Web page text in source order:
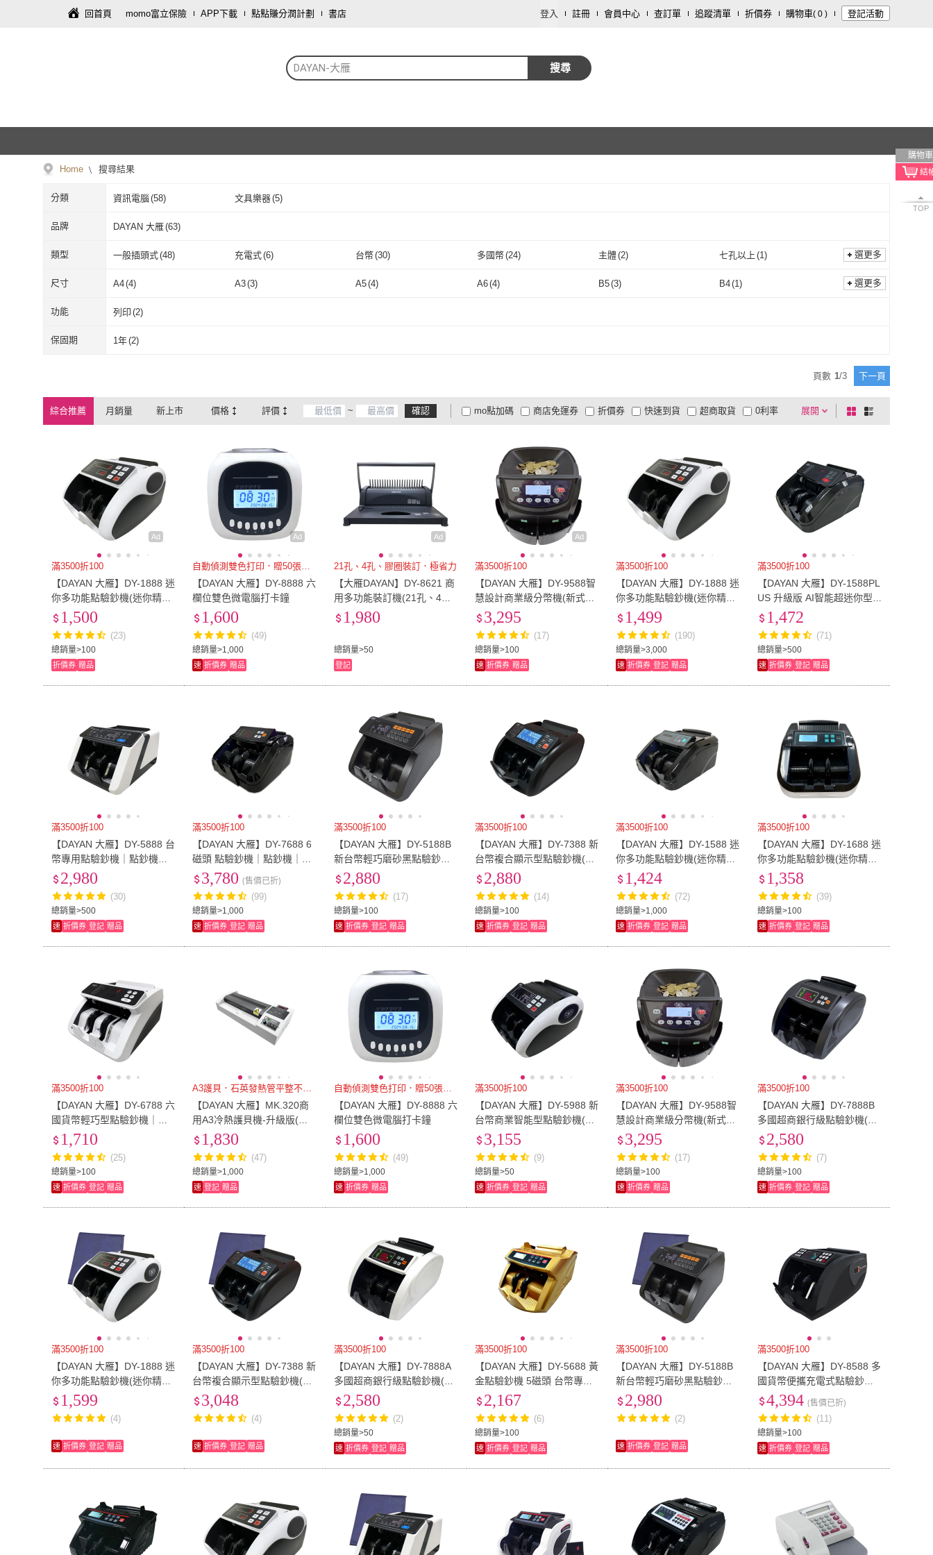
回首頁 momo富立保險 APP下載 點點賺分潤計劃 書店 登入 註冊 會員中心 查訂單 追蹤清單 折價券 購物車( 0 ) 登記活動
DAYAN-大雁 搜尋
購物車
TOP
Home 搜尋結果
分類 資訊電腦(58) 文具樂器(5)
品牌 DAYAN 大雁(63)
DAYAN 大雁
類型 一般插頭式(48) 充電式(6) 台幣(30) 多國幣(24) 主體(2) 七孔以上 (1)
感應式一般插頭式 充電式
感應式
取消 選更多
尺寸 A4(4) A3(3) A5(4) A6(4) B5(3) B4(1)
B7(3)
Legal(
A4(4
B7(
選更多
功能 列印 (2)
列印
保固期 1年(2)
頁數 1/3 下一頁
綜合推薦 月銷量 新上市 價格 評價 ~ 確認 展開
折價券
有影片
商品有量 電視購物
mo點加碼 快速到貨 超商取貨
大家電安心配
大家電快配
商店免運券 0利率
及以上 3 及以上
棋
盤
列
Ad
滿3500折100
【DAYAN 大雁】DY-1888 迷
你多功能點驗鈔機(迷你精巧
｜多國幣別｜插電款｜贈外
接式螢幕｜保固一年)
總銷量>100
1,500
(23)
折價券 贈品
Ad
自動偵測雙色打印．贈50張卡片
【DAYAN 大雁】DY-8888 六
欄位雙色微電腦打卡鐘
總銷量>1,000
1,600
(49)
速 折價券 贈品
Ad
21孔、4孔、膠圈裝訂．極省力
【大雁DAYAN】DY-8621 商
用多功能裝訂機(21孔、4孔
裝訂)
總銷量>50
1,980
登記
Ad
滿3500折100
【DAYAN 大雁】DY-9588智
慧設計商業級分幣機(新式把
手 台幣專用 點幣機 數幣機
分幣機 點鈔機 硬幣清分機)
總銷量>100
3,295
(17)
速 折價券 贈品
滿3500折100
【DAYAN 大雁】DY-1888 迷
你多功能點驗鈔機(迷你精巧
｜多國幣別｜插電款｜贈外
接式螢幕｜保固一年)
總銷量>3,000
1,499
(190)
速 折價券 登記 贈品
滿3500折100
【DAYAN 大雁】DY-1588PL
US 升級版 AI智能超迷你型
點驗鈔機(迷你精巧｜多國幣
別｜插電款｜保固一年)
總銷量>500
1,472
(71)
速 折價券 登記 贈品
滿3500折100
【DAYAN 大雁】DY-5888 台
幣專用點驗鈔機｜點鈔機｜
驗鈔機｜混鈔合計金額｜面
額分鈔(輕巧迷你款)
總銷量>500
2,980
(30)
速 折價券 登記 贈品
滿3500折100
【DAYAN 大雁】DY-7688 6
磁頭 點驗鈔機｜點鈔機｜驗
鈔機｜金額總計｜面額分鈔
(輕巧迷你款)
總銷量>1,000
3,780 (售價已折)
(99)
速 折價券 登記 贈品
滿3500折100
【DAYAN 大雁】DY-5188B
新台幣輕巧磨砂黑點驗鈔機
(消光質感款/混鈔合計/面額
顯示)
總銷量>100
2,880
(17)
速 折價券 登記 贈品
滿3500折100
【DAYAN 大雁】DY-7388 新
台幣複合顯示型點驗鈔機(消
光質感款/混鈔合計/面額顯
總銷量>100
2,880
(14)
速 折價券 登記 贈品
滿3500折100
【DAYAN 大雁】DY-1588 迷
你多功能點驗鈔機(迷你精巧
｜多國幣別｜插電款｜贈外
接式螢幕｜保固一年)
總銷量>1,000
1,424
(72)
速 折價券 登記 贈品
滿3500折100
【DAYAN 大雁】DY-1688 迷
你多功能點驗鈔機(迷你精巧
｜多國幣別｜插電款｜贈外
接式螢幕｜保固一年)
總銷量>100
1,358
(39)
速 折價券 登記 贈品
滿3500折100
【DAYAN 大雁】DY-6788 六
國貨幣輕巧型點驗鈔機｜點
鈔機｜驗鈔機(輕巧迷你款)
總銷量>100
1,710
(25)
速 折價券 登記 贈品
A3護貝．石英發熱管平整不變形
【DAYAN 大雁】MK.320商
用A3冷熱護貝機-升級版(金
屬外殼超耐用)
總銷量>1,000
1,830
(47)
速 登記 贈品
自動偵測雙色打印．贈50張卡片
【DAYAN 大雁】DY-8888 六
欄位雙色微電腦打卡鐘
總銷量>1,000
1,600
(49)
速 折價券 贈品
滿3500折100
【DAYAN 大雁】DY-5988 新
台幣商業智能型點驗鈔機(輕
巧迷你款 混鈔合計 面額顯
總銷量>50
3,155
(9)
速 折價券 登記 贈品
滿3500折100
【DAYAN 大雁】DY-9588智
慧設計商業級分幣機(新式把
手 台幣專用 點幣機 數幣機
分幣機 點鈔機 硬幣清分機)
總銷量>100
3,295
(17)
速 折價券 贈品
滿3500折100
【DAYAN 大雁】DY-7888B
多國超商銀行級點驗鈔機(磨
砂黑/可抓舊版鈔/面額顯示/
混鈔總計金額)
總銷量>100
2,580
(7)
速 折價券 登記 贈品
滿3500折100
【DAYAN 大雁】DY-1888 迷
你多功能點驗鈔機(迷你精巧
｜多國幣別｜插電款｜附外
接小螢幕+防塵套｜保固一
年)
1,599
(4)
速 折價券 登記 贈品
滿3500折100
【DAYAN 大雁】DY-7388 新
台幣複合顯示型點驗鈔機(消
光質感款｜混鈔合計｜面額
顯示｜含防塵套)
3,048
(4)
速 折價券 登記 贈品
滿3500折100
【DAYAN 大雁】DY-7888A
多國超商銀行級點驗鈔機(經
典白/可抓舊版鈔/面額顯示/
混鈔總計金額)
總銷量>50
2,580
(2)
速 折價券 登記 贈品
滿3500折100
【DAYAN 大雁】DY-5688 黃
金點驗鈔機 5磁頭 台幣專用
點驗鈔機(張數預置 張數累計
張數清點)
總銷量>100
2,167
(6)
速 折價券 登記 贈品
滿3500折100
【DAYAN 大雁】DY-5188B
新台幣輕巧磨砂黑點驗鈔機
(消光質感款｜混鈔合計｜面
額顯示｜含防塵套)
2,980
(2)
速 折價券 登記 贈品
滿3500折100
【DAYAN 大雁】DY-8588 多
國貨幣便攜充電式點驗鈔機
(新台幣/人民幣/美金)
總銷量>100
4,394 (售價已折)
(11)
速 折價券 登記 贈品